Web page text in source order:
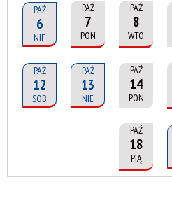
PAŹ
6
NIE
PAŹ
7
PON
PAŹ
8
WTO
PAŹ
12
SOB
PAŹ
13
NIE
PAŹ
14
PON
PAŹ
18
PIĄ